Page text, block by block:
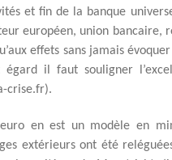
et fin de la banque
européen, union bancaire,
effets sans jamais
égard il faut souligner
crise.fr).
en est un modèle en
extérieurs ont été